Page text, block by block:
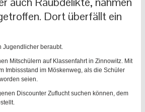
Dort überfällt ein
Jugendlicher beraubt.
Mitschülern auf Klassenfahrt in Zinnowitz. Mit
Imbissstand im Möskenweg, als die Schüler
seien.
Discounter Zuflucht suchen können, dem